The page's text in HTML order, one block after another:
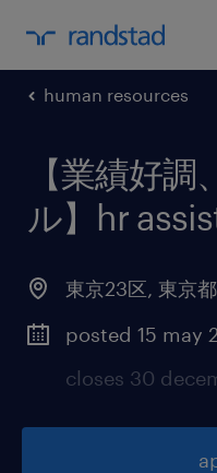
human resources
【業績好
ル】hr
東京23区, 東京都
posted 15 may
closes 30